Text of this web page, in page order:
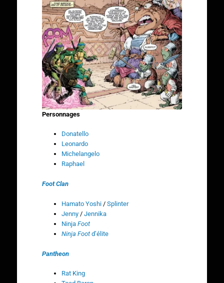
Personnages
Donatello
Leonardo
Michelangelo
Raphael
Foot Clan
Hamato Yoshi/ Splinter
Jenny/ Jennika
Ninja Foot
Ninja Footd’élite
Pantheon
Rat King